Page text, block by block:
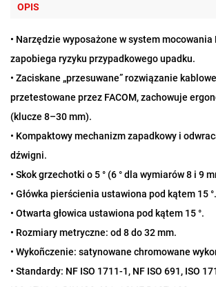
OPIS
• Narzędzie wyposażone w system mocowania
zapobiega ryzyku przypadkowego upadku.
• Zaciskane „przesuwane” rozwiązanie
przetestowane przez FACOM, zachowuje
(klucze 8–30 mm).
• Kompaktowy mechanizm zapadkowy i
dźwigni.
• Skok grzechotki o 5 ° (6 ° dla wymiarów 8 i 9
• Główka pierścienia ustawiona pod kątem 15 °.
• Otwarta głowica ustawiona pod kątem 15 °.
• Rozmiary metryczne: od 8 do 32 mm.
• Wykoñczenie: satynowane chromowane
• Standardy: NF ISO 1711-1, NF ISO 691, ISO